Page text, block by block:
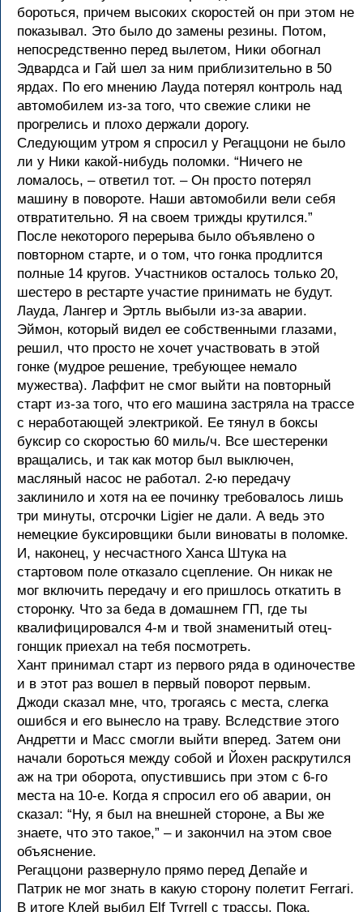
бороться, причем высоких скоростей он при этом не
показывал. Это было до замены резины. Потом,
непосредственно перед вылетом, Ники обогнал
Эдвардса и Гай шел за ним приблизительно в 50
ярдах. По его мнению Лауда потерял контроль над
автомобилем из-за того, что свежие слики не
прогрелись и плохо держали дорогу.
Следующим утром я спросил у Регаццони не было
ли у Ники какой-нибудь поломки. “Ничего не
ломалось, – ответил тот. – Он просто потерял
машину в повороте. Наши автомобили вели себя
отвратительно. Я на своем трижды крутился.”
После некоторого перерыва было объявлено о
повторном старте, и о том, что гонка продлится
полные 14 кругов. Участников осталось только 20,
шестеро в рестарте участие принимать не будут.
Лауда, Лангер и Эртль выбыли из-за аварии.
Эймон, который видел ее собственными глазами,
решил, что просто не хочет участвовать в этой
гонке (мудрое решение, требующее немало
мужества). Лаффит не смог выйти на повторный
старт из-за того, что его машина застряла на трассе
с неработающей электрикой. Ее тянул в боксы
буксир со скоростью 60 миль/ч. Все шестеренки
вращались, и так как мотор был выключен,
масляный насос не работал. 2-ю передачу
заклинило и хотя на ее починку требовалось лишь
три минуты, отсрочки Ligier не дали. А ведь это
немецкие буксировщики были виноваты в поломке.
И, наконец, у несчастного Ханса Штука на
стартовом поле отказало сцепление. Он никак не
мог включить передачу и его пришлось откатить в
сторонку. Что за беда в домашнем ГП, где ты
квалифицировался 4-м и твой знаменитый отец-
гонщик приехал на тебя посмотреть.
Хант принимал старт из первого ряда в одиночестве
и в этот раз вошел в первый поворот первым.
Джоди сказал мне, что, трогаясь с места, слегка
ошибся и его вынесло на траву. Вследствие этого
Андретти и Масс смогли выйти вперед. Затем они
начали бороться между собой и Йохен раскрутился
аж на три оборота, опустившись при этом с 6-го
места на 10-е. Когда я спросил его об аварии, он
сказал: “Ну, я был на внешней стороне, а Вы же
знаете, что это такое,” – и закончил на этом свое
объяснение.
Регаццони развернуло прямо перед Депайе и
Патрик не мог знать в какую сторону полетит Ferrari.
В итоге Клей выбил Elf Tyrrell с трассы. Пока,